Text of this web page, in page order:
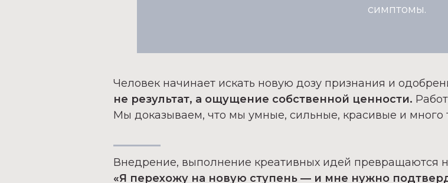
симптомы.
Человек начинает искать новую дозу признания и
не результат, а ощущение собственной ценности.
Мы доказываем, что мы умные, сильные, красивые и много
Внедрение, выполнение креативных идей превращаются
«Я перехожу на новую ступень — и мне нужно